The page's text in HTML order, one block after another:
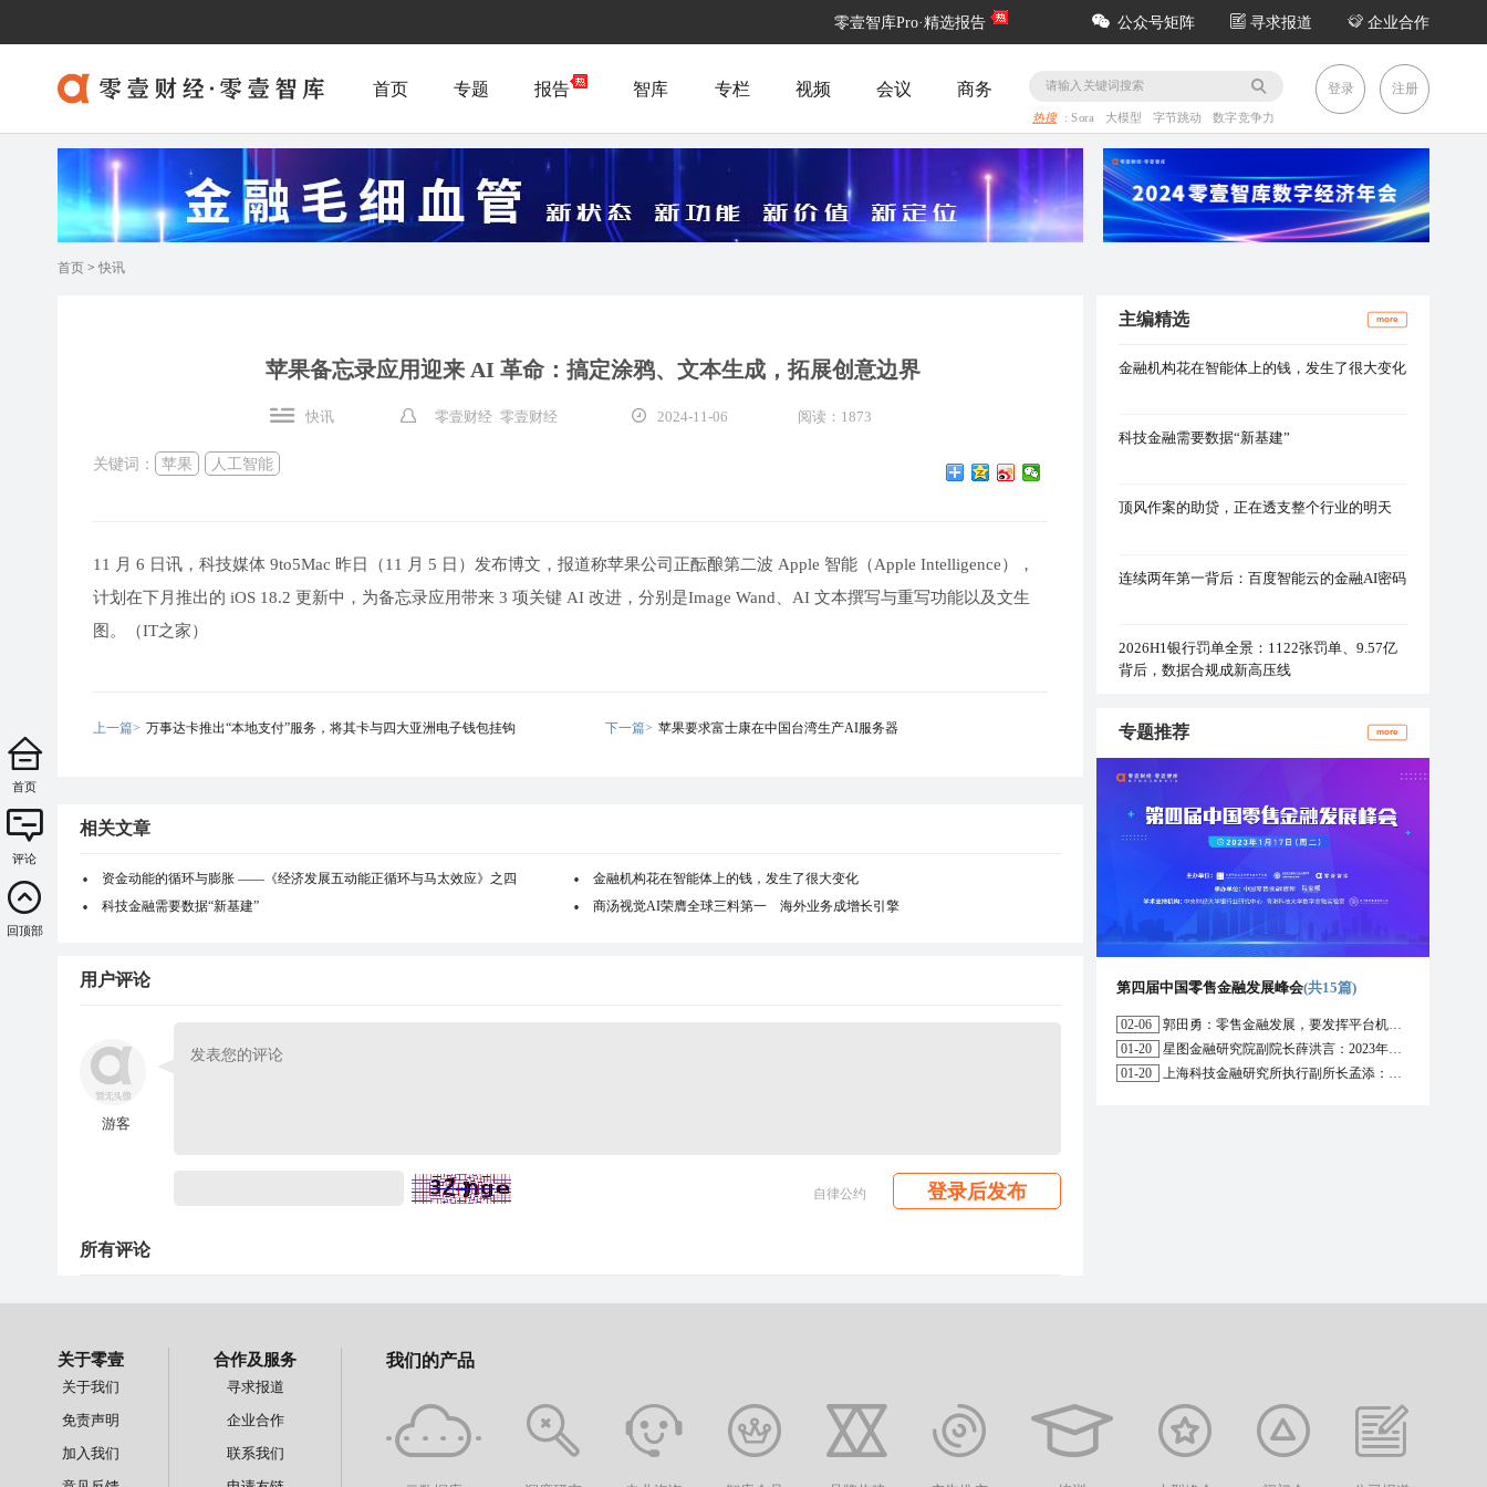
零壹智库Pro·精选报告 公众号矩阵 寻求报道 企业合作
首页 专题 报告 智库 专栏 视频 会议 商务
热搜 :Sora 大模型 字节跳动 数字竞争力
登录 注册
首页 > 快讯
苹果备忘录应用迎来 AI 革命：搞定涂鸦、文本生成，拓展创意边界
快讯 零壹财经 零壹财经 2024-11-06 阅读：1873
关键词： 苹果 人工智能
11 月 6 日讯，科技媒体 9to5Mac 昨日（11 月 5 日）发布博文，报道称苹果公司正酝酿第二波 Apple 智能（Apple Intelligence），
计划在下月推出的 iOS 18.2 更新中，为备忘录应用带来 3 项关键 AI 改进，分别是Image Wand、AI 文本撰写与重写功能以及文生
图。（IT之家）
上一篇> 万事达卡推出“本地支付”服务，将其卡与四大亚洲电子钱包挂钩 下一篇> 苹果要求富士康在中国台湾生产AI服务器
相关文章
资金动能的循环与膨胀 ——《经济发展五动能正循环与马太效应》之四
金融机构花在智能体上的钱，发生了很大变化
科技金融需要数据“新基建”
商汤视觉AI荣膺全球三料第一 海外业务成增长引擎
用户评论
游客
自律公约 登录后发布
所有评论
主编精选 more
金融机构花在智能体上的钱，发生了很大变化
科技金融需要数据“新基建”
顶风作案的助贷，正在透支整个行业的明天
连续两年第一背后：百度智能云的金融AI密码
2026H1银行罚单全景：1122张罚单、9.57亿
背后，数据合规成新高压线
专题推荐 more
第四届中国零售金融发展峰会(共15篇)
02-06
郭田勇：零售金融发展，要发挥平台机构的作用
01-20
星图金融研究院副院长薛洪言：2023年消费信贷或迎来新起点
01-20
上海科技金融研究所执行副所长孟添：开放银行与嵌入式金融为数字普惠金融带来更大发展空间
首页
评论
回顶部
关于零壹
关于我们
免责声明
加入我们
合作及服务
寻求报道
企业合作
联系我们
我们的产品